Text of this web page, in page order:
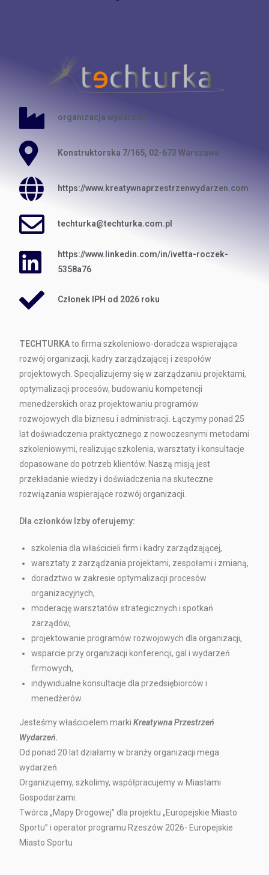
organizacja wydarzeń
Konstruktorska 7/165, 02-673 Warszawa
https://www.kreatywnaprzestrzenwydarzen.com
techturka@techturka.com.pl
https://www.linkedin.com/in/ivetta-roczek-
5358a76
Członek IPH od 2026 roku
TECHTURKAto firma szkoleniowo-doradcza wspierająca
rozwój organizacji, kadry zarządzającej i zespołów
projektowych. Specjalizujemy się w zarządzaniu projektami,
optymalizacji procesów, budowaniu kompetencji
menedżerskich oraz projektowaniu programów
rozwojowych dla biznesu i administracji. Łączymy ponad 25
lat doświadczenia praktycznego z nowoczesnymi metodami
szkoleniowymi, realizując szkolenia, warsztaty i konsultacje
dopasowane do potrzeb klientów. Naszą misją jest
przekładanie wiedzy i doświadczenia na skuteczne
rozwiązania wspierające rozwój organizacji.
Dla członków Izby oferujemy:
szkolenia dla właścicieli firm i kadry zarządzającej,
warsztaty z zarządzania projektami, zespołami i zmianą,
doradztwo w zakresie optymalizacji procesów
organizacyjnych,
moderację warsztatów strategicznych i spotkań
zarządów,
projektowanie programów rozwojowych dla organizacji,
wsparcie przy organizacji konferencji, gal i wydarzeń
firmowych,
indywidualne konsultacje dla przedsiębiorców i
menedżerów.
Jesteśmy właścicielem markiKreatywna Przestrzeń
Wydarzeń.
Od ponad 20 lat działamy w branży organizacji mega
wydarzeń.
Organizujemy, szkolimy, współpracujemy w Miastami
Gospodarzami.
Twórca „Mapy Drogowej” dla projektu „Europejskie Miasto
Sportu” i operator programu Rzeszów 2026- Europejskie
Miasto Sportu